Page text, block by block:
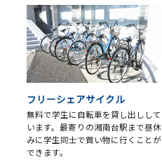
フリーシェアサイクル
無料で学生に自転車を貸し出しして
います。最寄りの湘南台駅まで昼休
みに学生同士で買い物に行くことが
できます。